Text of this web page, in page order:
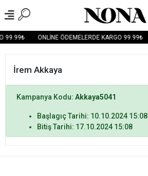
99.99₺ ONLİNE ÖDEMELERDE KARGO 99.99₺
İrem Akkaya
Kampanya Kodu: Akkaya5041
Başlagıç Tarihi: 10.10.2024 15:08
Bitiş Tarihi: 17.10.2024 15:08